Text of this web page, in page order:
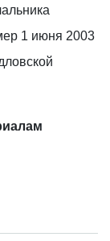
1 июня 2003